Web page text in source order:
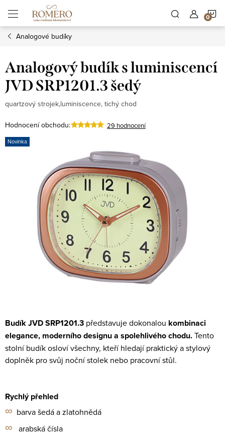
obsah
Analogové budíky
Analogový budík s luminiscencí
JVD SRP1201.3 šedý
quartzový strojek,luminiscence, tichý chod
Hodnocení obchodu: 29 hodnocení
Novinka
Budík JVD SRP1201.3 představuje dokonalou kombinaci
elegance, moderního designu a spolehlivého chodu.Tento
stolní budík osloví všechny, kteří hledají praktický a stylový
doplněk pro svůj noční stolek nebo pracovní stůl.
Rychlý přehled
∞ barva šedá a zlatohnědá
∞ arabská čísla